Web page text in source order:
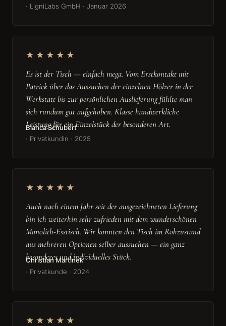
· LigniLabs GmbH · Januar 2026
★★★★★
Es ist der Tisch — einfach mega. Vom Erstkontakt mit
Patrick über das Aussuchen der einzelnen Hölzer in der
Werkstatt bis zur persönlichen Auslieferung fühlte man
sich rundum gut aufgehoben. Klasse handwerkliche
Leistung für ein Einzelstück der besonderen Art.
Bianca Schubert
· Privatkundin · 2025
★★★★★
Auch nach einem Jahr seit der ausgezeichneten Lieferung
bin ich weiterhin sehr zufrieden mit dem wunderschönen
Monolith-Esstisch. Wir konnten den Tisch im Rohzustand
aus mehreren Optionen selber aussuchen — ein ganz
besonderes und individuelles Stück.
Christian Martinek
· Privatkunde · 2024
★★★★★